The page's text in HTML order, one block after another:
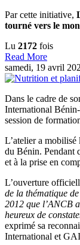
Par cette initiative,
tourné vers le
Lu 2172 fois
Read More
samedi, 19 avril
Dans le cadre de
International
session de
L’atelier a mobilisé
du Bénin. Pendant
et à la prise en
L’ouverture
de la thématique
2012 que l’ANCB
heureux de
exprimé sa
International et